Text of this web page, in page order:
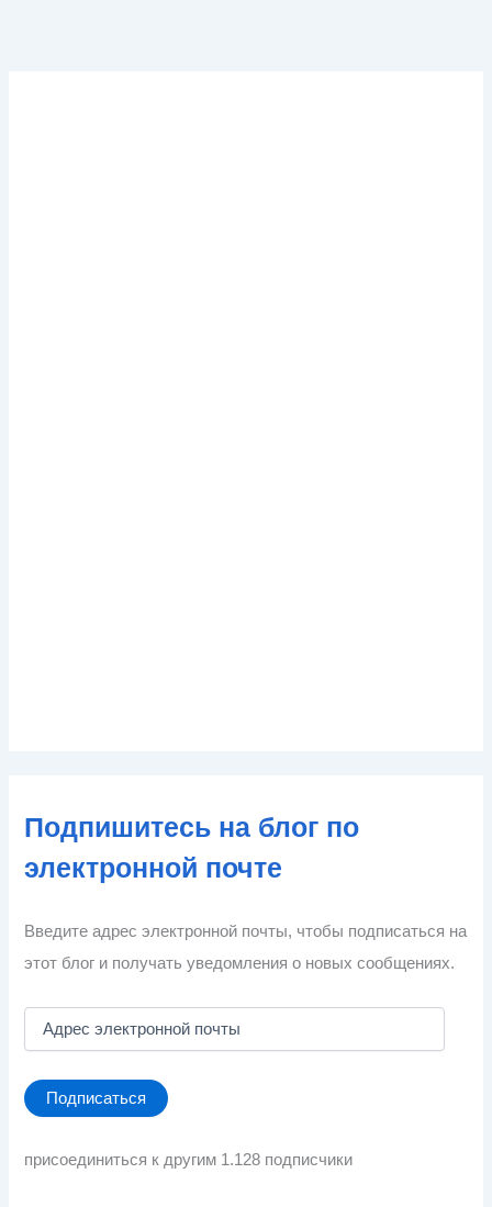
Подпишитесь на блог по
электронной почте
Введите адрес электронной почты, чтобы подписаться на
этот блог и получать уведомления о новых сообщениях.
е
с
е
Подписаться
присоединиться к другим 1.128 подписчики